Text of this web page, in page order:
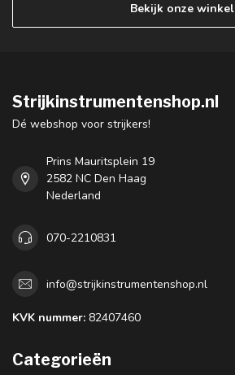
Bekijk onze winkel
Strijkinstrumentenshop.nl
Dé webshop voor strijkers!
Prins Mauritsplein 19
2582 NC Den Haag
Nederland
070-2210831
info@strijkinstrumentenshop.nl
KVK nummer: 82407460
Categorieën